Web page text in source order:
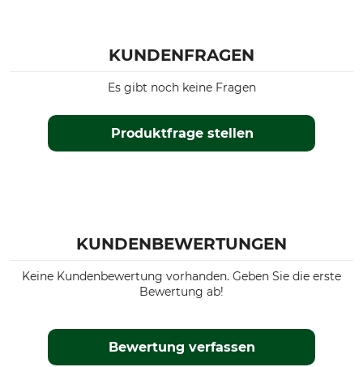
KUNDENFRAGEN
Produktfrage stellen
Es gibt noch keine Fragen
KUNDENBEWERTUNGEN
Keine Kundenbewertung vorhanden. Geben Sie die erste
Bewertung ab!
Bewertung verfassen